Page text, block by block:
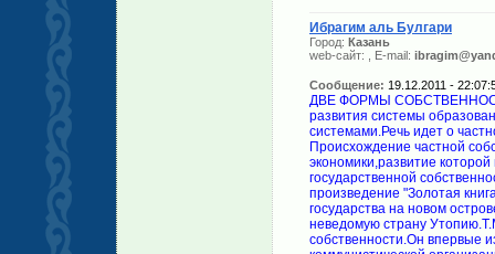
Ибрагим аль Булгари
Город: Казань
web-сайт:
, E-mail:
Сообщение: 19.12.2011 -
ДВЕ ФОРМЫ СОБСТВЕННОСТИ.СИСТЕМЫ ОБРАЗОВАНИЯ И НАУКИ В НИХ. При анализе развития системы образования и науки,не связывают их существующими экономическими системами.Речь идет о частной собственности и о государственной собственности. Происхождение частной собственности древнейшее,следовательно и развитие экономики,развитие которой происходит на базе частной собственности. Происхождение государственной собственности связано с именем Томаса Мора(1478-1535).Его главное произведение "Золотая книга,столь же полезная,как забавная,о наилучшем устройстве государства на новом острове Утопии(1516).В произведении рассказывается о путешествии в неведомую страну Утопию.Т.Мор здесь дает развернутую критику строя,основанного на частной собственности.Он впервые излагает идею обобществления производства,связав с ней идеи коммунистической организации труда и распределения.Основная хозяйственная ячейка идеального,свободного государства Утопии-семья;производство основано на ремесле.Утопийцы живут в условиях демократического управления;равенства в труде.Люди работают по 6 часов в день,остальное время отдают наукам и искусству.Большое значение придается разностороннему развитию человека,соединению теоретического образования с трудом.Мор не считает необходимым высокое развитие техники для осуществления социалистического идеала. Как мы видим,в идеях и желаниях Т.Мора есть наш родной коммунистический(от слова "коммуна") образ жизни.Правда?Сильны были идеи Т.Мора.Если слово "Утопия" при переводе означает "место которого нет",то через "Капитала" К.Маркса это место появится в географических картах мира.Имя этой страны Россия. И так,в основании экономической части теоретических работ К.Маркса (в основании "Капитала") лежат идеи Т.Мора из произведения "Утопия".Особенно ярко выступают слова; "обобществление","общественная собственность","государственная собственность" и из этих слов исходящие. Как мы знаем,в России,через коммунистическую революцию,возникла экономика "развивающаяся" на базе государственной собственности.Мечты и идеии Т.Мора сбылись.Была экономика,развивающаяся на базе частной собственности,возникла экономика, "развивающаяся" на базе государственной собственности.Так возникли противоположности и мир стал остро много полярным.Если противоположные экономические системы возникли,то нас интересует,в первую очередь,вопрос:Как устроены и функционируют системы образования и науки в этих совершенно противоположных экономических системах? В исторически возникших капиталистических странах очень сильно развит частный сектор экономики.Это говорит о том,что в результате буржуазных революций у них и в том числе в странах Западной Европы,право иметь собственность не нарушалось.Следовательно,экономика этих стран продолжала функционировать и развиваться на базе частной собственности и в основе конкуренции.Сильно развитый и развивающийся в основе конкуренции частный сектор экономики имеет,как главный государство образующий фактор,уникальные свойства,влияющие и на все сферы жизни и деятельности общество и влияющие на поведения избранных президентов и в том числе государственных